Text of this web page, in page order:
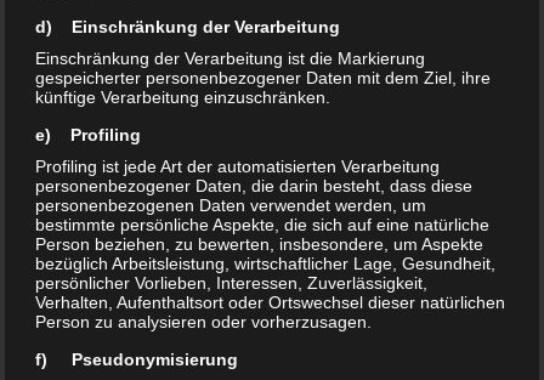
nichts Zielstrebiges zu Stande. Wir
langsam und meistens zu weit weg
von den Gegenspielerinnen. Zudem
Robustheit der Spitzkunnersdorfer
Damen sehr zu schaffen. Immer
wieder bekamen unsere
Spielerinnen mal einen Ellenbogen
ins Kreuz, kurzes Drüberhalten war
normal. Der Schiri ließ es zu, wir
konnten nicht gegenhalten und
waren auch nicht schnell und im
d) Einschränkung der Verarbeitung
Einschränkung der Verarbeitung ist die Markierung
gespeicherter personenbezogener Daten mit dem Ziel, ihre
künftige Verarbeitung einzuschränken.
e) Profiling
Profiling ist jede Art der automatisierten Verarbeitung
personenbezogener Daten, die darin besteht, dass diese
personenbezogenen Daten verwendet werden, um
bestimmte persönliche Aspekte, die sich auf eine natürliche
Person beziehen, zu bewerten, insbesondere, um Aspekte
bezüglich Arbeitsleistung, wirtschaftlicher Lage, Gesundheit,
persönlicher Vorlieben, Interessen, Zuverlässigkeit,
Verhalten, Aufenthaltsort oder Ortswechsel dieser natürlichen
Person zu analysieren oder vorherzusagen.
f) Pseudonymisierung